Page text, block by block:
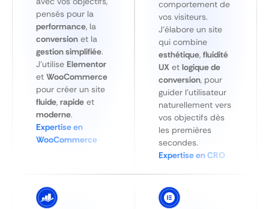
pensés pour la
performance, la
conversion et la
gestion simplifiée.
J’utilise Elementor
et WooCommerce
pour créer un site
fluide, rapide et
moderne.
Expertise en
WooCommerce
comportement de
vos visiteurs.
J’élabore un site
qui combine
esthétique, fluidité
UX et logique de
conversion, pour
guider l’utilisateur
naturellement vers
vos objectifs dès
les premières
secondes.
Expertise en CRO